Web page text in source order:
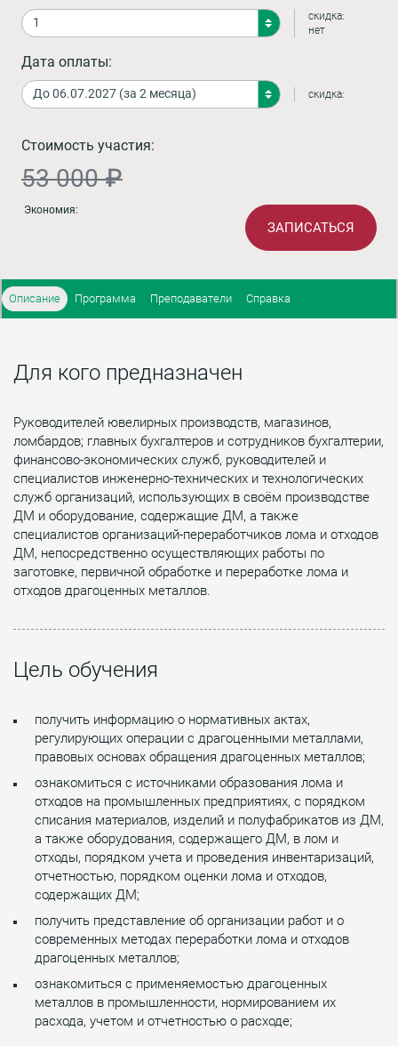
скидка:
нет
Дата оплаты:
скидка:
Стоимость участия:
53 000 ₽
Экономия:
ЗАПИСАТЬСЯ
Описание Программа Преподаватели Справка
Для кого предназначен
Руководителей ювелирных производств, магазинов,
ломбардов; главных бухгалтеров и сотрудников бухгалтерии,
финансово-экономических служб, руководителей и
специалистов инженерно-технических и технологических
служб организаций, использующих в своём производстве
ДМ и оборудование, содержащие ДМ, а также
специалистов организаций-переработчиков лома и отходов
ДМ, непосредственно осуществляющих работы по
заготовке, первичной обработке и переработке лома и
отходов драгоценных металлов.
Цель обучения
получить информацию о нормативных актах,
регулирующих операции с драгоценными металлами,
правовых основах обращения драгоценных металлов;
ознакомиться с источниками образования лома и
отходов на промышленных предприятиях, с порядком
списания материалов, изделий и полуфабрикатов из ДМ,
а также оборудования, содержащего ДМ, в лом и
отходы, порядком учета и проведения инвентаризаций,
отчетностью, порядком оценки лома и отходов,
содержащих ДМ;
получить представление об организации работ и о
современных методах переработки лома и отходов
драгоценных металлов;
ознакомиться с применяемостью драгоценных
металлов в промышленности, нормированием их
расхода, учетом и отчетностью о расходе;